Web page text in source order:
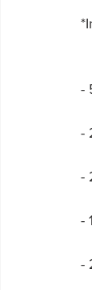
-
-
-
-
-